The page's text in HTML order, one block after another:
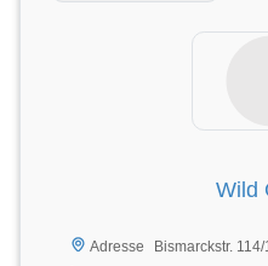
Wild
Adresse
Bismarckstr.